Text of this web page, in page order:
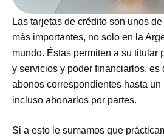
Las tarjetas de crédito son unos
más importantes, no solo en la
mundo. Éstas permiten a su titular
y servicios y poder financiarlos, es
abonos correspondientes hasta un
incluso abonarlos por partes.
Si a esto le sumamos que